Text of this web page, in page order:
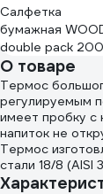
Салфетка
бумажная
double pack 200
листов
4612754820122
00-00000124
О товаре
Термос
регулируемым
имеет пробку с
напиток не
Термос
стали 18/8 (AISI